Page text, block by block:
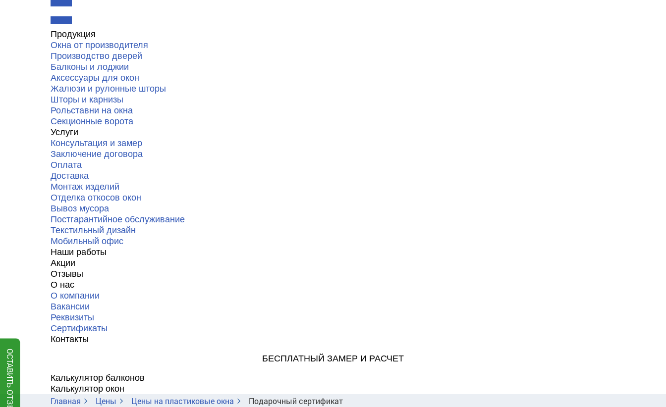
ОСТАВИТЬ ОТЗЫВ
Продукция
Окна от производителя
Производство дверей
Балконы и лоджии
Аксессуары для окон
Жалюзи и рулонные шторы
Шторы и карнизы
Рольставни на окна
Секционные ворота
Услуги
Консультация и замер
Заключение договора
Оплата
Доставка
Монтаж изделий
Отделка откосов окон
Вывоз мусора
Постгарантийное обслуживание
Текстильный дизайн
Мобильный офис
Наши работы
Акции
Отзывы
О нас
О компании
Вакансии
Реквизиты
Сертификаты
Контакты
БЕСПЛАТНЫЙ ЗАМЕР И РАСЧЕТ
Калькулятор балконов
Калькулятор окон
Главная Цены Цены на пластиковые окна Подарочный сертификат